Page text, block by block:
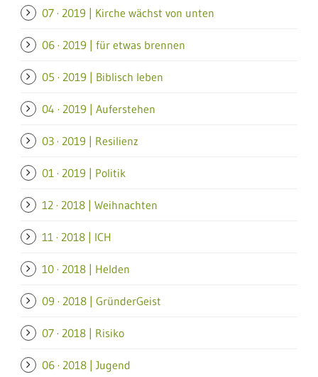
07 · 2019 | Kirche wächst von unten
06 · 2019 | für etwas brennen
05 · 2019 | Biblisch leben
04 · 2019 | Auferstehen
03 · 2019 | Resilienz
01 · 2019 | Politik
12 · 2018 | Weihnachten
11 · 2018 | ICH
10 · 2018 | Helden
09 · 2018 | GründerGeist
07 · 2018 | Risiko
06 · 2018 | Jugend